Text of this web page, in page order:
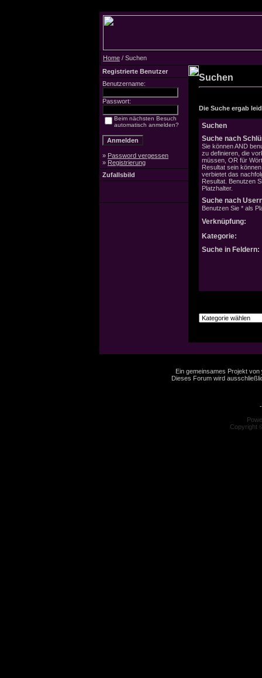
Home / Suchen
Registrierte Benutzer
Benutzername:
Passwort:
Beim nächsten Besuch
automatisch anmelden?
» Password vergessen
» Registrierung
Zufallsbild
Suchen
Die Suche ergab
Suchen
Suche nach
Sie können AND
zu definieren, die
müssen, OR für
Resultat sein
verbietet das
Resultat. Benutzen
Platzhalter.
Suche nach
Benutzen Sie * als
Verknüpfung:
Kategorie:
Suche in Feldern:
Ein gemeinsames Projekt von
Dieses Forum wird
Copyright